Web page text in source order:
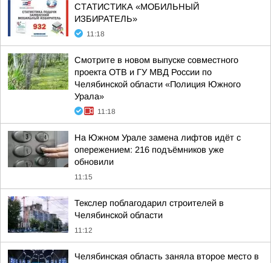
СТАТИСТИКА «МОБИЛЬНЫЙ
ИЗБИРАТЕЛЬ»
11:18
Смотрите в новом выпуске совместного
проекта ОТВ и ГУ МВД России по
Челябинской области «Полиция Южного
Урала»
11:18
На Южном Урале замена лифтов идёт с
опережением: 216 подъёмников уже
обновили
11:15
Текслер поблагодарил строителей в
Челябинской области
11:12
Челябинская область заняла второе место в